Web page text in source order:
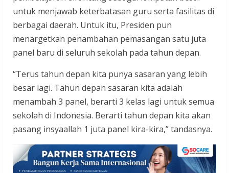
untuk menjawab keterbatasan guru serta fasilitas di
berbagai daerah. Untuk itu, Presiden pun
menargetkan penambahan pemasangan satu juta
panel baru di seluruh sekolah pada tahun depan.
“Terus tahun depan kita punya sasaran yang lebih
besar lagi. Tahun depan sasaran kita adalah
menambah 3 panel, berarti 3 kelas lagi untuk semua
sekolah di Indonesia. Berarti tahun depan kita akan
pasang insyaallah 1 juta panel kira-kira,” tandasnya.